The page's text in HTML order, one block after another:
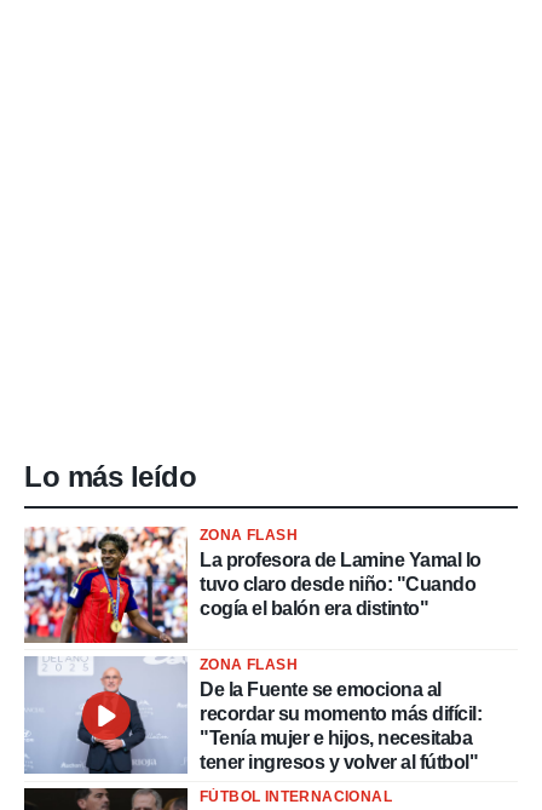
Lo más leído
ZONA FLASH
La profesora de Lamine Yamal lo
tuvo claro desde niño: "Cuando
cogía el balón era distinto"
ZONA FLASH
De la Fuente se emociona al
recordar su momento más difícil:
"Tenía mujer e hijos, necesitaba
tener ingresos y volver al fútbol"
FÚTBOL INTERNACIONAL